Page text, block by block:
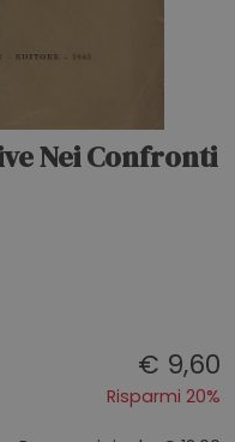
Nei Confronti
€ 9,60
Risparmi 20%